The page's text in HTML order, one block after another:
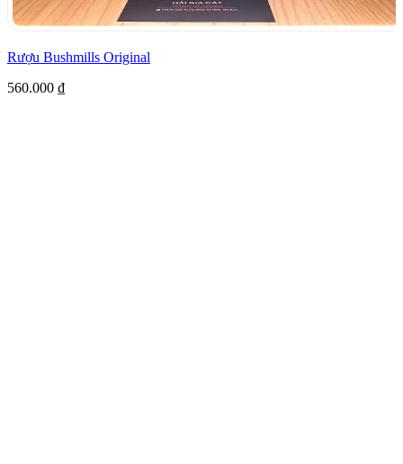
Rượu Bushmills Original
560.000 ₫